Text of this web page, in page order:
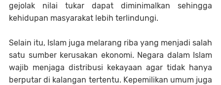
gejolak nilai tukar dapat diminimalkan sehingga
kehidupan masyarakat lebih terlindungi.
Selain itu, Islam juga melarang riba yang menjadi salah
satu sumber kerusakan ekonomi. Negara dalam Islam
wajib menjaga distribusi kekayaan agar tidak hanya
berputar di kalangan tertentu. Kepemilikan umum juga